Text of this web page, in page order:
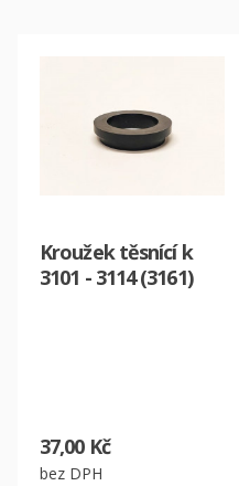
Kroužek těsnící k
3101 - 3114 (3161)
37,00 Kč
bez DPH